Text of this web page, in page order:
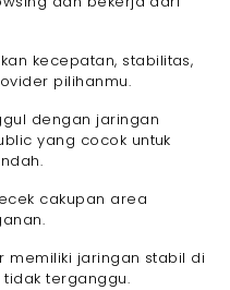
kecepatan, stabilitas,
pilihanmu.
dengan jaringan
yang cocok untuk
cakupan area
memiliki jaringan stabil di
terganggu.